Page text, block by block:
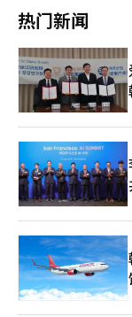
能、Galaxy AI翻译
户。这种消费者反
在第一季度的欧洲
24%，均超过了苹
内相似，尤其是
评估中，S26 Ultra
70%以上集中在
色）是年轻人喜爱
也对三星显示器独
度，苹果无法通过
格定位也让三星在
商，将4月的Galaxy
显示出对销售表现
着AI优化手机的认
极影响。”※ 本报道
热门新闻